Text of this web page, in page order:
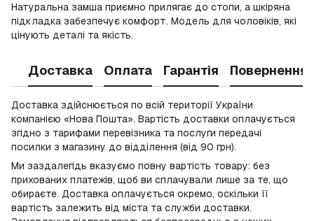
Натуральна замша приємно прилягає до стопи, а шкіряна
підкладка забезпечує комфорт. Модель для чоловіків, які
цінують деталі та якість.
Доставка Оплата Гарантія Повернення
Доставка здійснюється по всій території України
компанією «Нова Пошта». Вартість доставки оплачується
згідно з тарифами перевізника та послуги передачі
посилки з магазину до відділення (від 90 грн).
Ми заздалегідь вказуємо повну вартість товару: без
прихованих платежів, щоб ви сплачували лише за те, що
обираєте. Доставка оплачується окремо, оскільки її
вартість залежить від міста та служби доставки.